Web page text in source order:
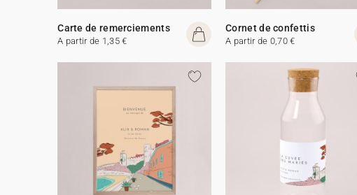
Carte de remerciements
A partir de 1,35 €
Cornet de confettis
A partir de 0,70 €